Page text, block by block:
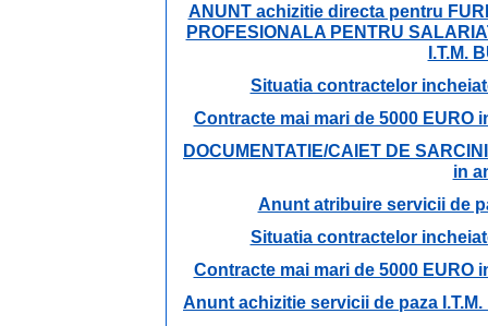
ANUNT achizitie directa pentru
PROFESIONALA PENTRU
I.T.M.
Situatia contractelor
Contracte mai mari de 5000 EURO
DOCUMENTATIE/CAIET DE
in
Anunt atribuire servicii de
Situatia contractelor
Contracte mai mari de 5000 EURO
Anunt achizitie servicii de paza